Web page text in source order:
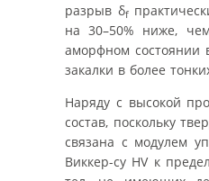
разрыв δf
на 30–50% ниже,
аморфном состоянии
закалки в более
Наряду с высокой
состав, поскольку
связана с модулем
Виккер-су HV к